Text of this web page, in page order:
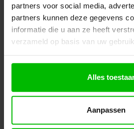
partners voor social media,
partners kunnen deze gegevens
informatie die u aan ze heeft
verzameld op basis van uw
Alles
Aanpassen
Prijs per stuk €765,00 -
Ontvang een scherp voorstel op maat
Toevoegen aan